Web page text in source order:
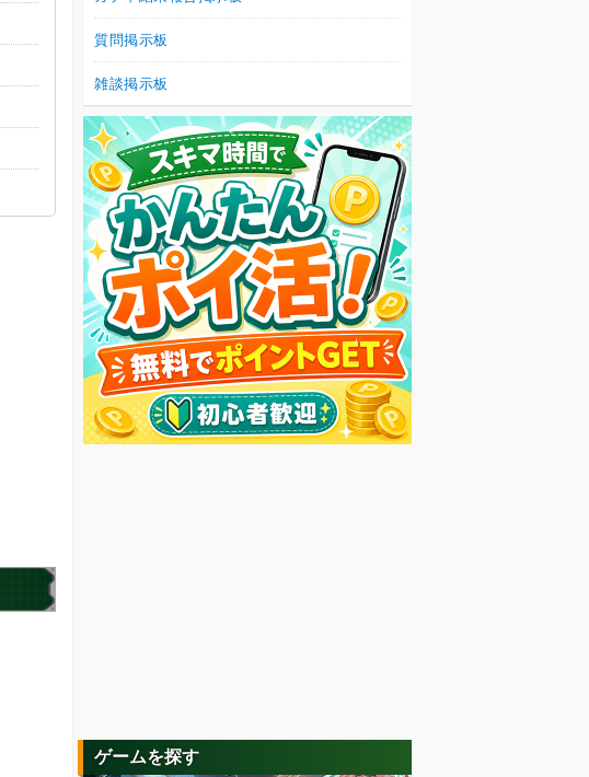
質問掲示板
雑談掲示板
ゲームを探す